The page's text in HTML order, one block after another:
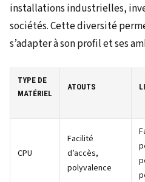
installations industrielles,
sociétés. Cette diversité
s’adapter à son profil et ses
TYPE DE
MATÉRIEL
ATOUTS
CPU
Facilité
d’accès,
polyvalence